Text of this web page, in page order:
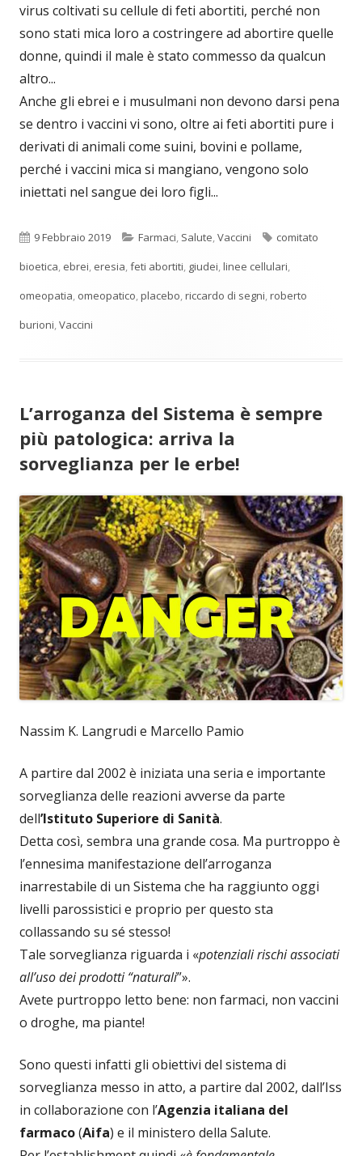
virus coltivati su cellule di feti abortiti, perché non
sono stati mica loro a costringere ad abortire quelle
donne, quindi il male è stato commesso da qualcun
altro...
Anche gli ebrei e i musulmani non devono darsi pena
se dentro i vaccini vi sono, oltre ai feti abortiti pure i
derivati di animali come suini, bovini e pollame,
perché i vaccini mica si mangiano, vengono solo
iniettati nel sangue dei loro figli...
Pubblicato
9 Febbraio 2019 Categorie
Farmaci, Salute,Vaccini Tag
comitato
bioetica, ebrei, eresia,feti abortiti, giudei,linee cellulari,
omeopatia, omeopatico,placebo,riccardo di segni,roberto
burioni,Vaccini
L’arroganza del Sistema è sempre
più patologica: arriva la
sorveglianza per le erbe!
Nassim K. Langrudi e Marcello Pamio
A partire dal 2002 è iniziata una seria e importante
sorveglianza delle reazioni avverse da parte
dell’Istituto Superiore di Sanità.
Detta così, sembra una grande cosa. Ma purtroppo è
l’ennesima manifestazione dell’arroganza
inarrestabile di un Sistema che ha raggiunto oggi
livelli parossistici e proprio per questo sta
collassando su sé stesso!
Tale sorveglianza riguarda i «potenziali rischi associati
all’uso dei prodotti “naturali”».
Avete purtroppo letto bene: non farmaci, non vaccini
o droghe, ma piante!
Sono questi infatti gli obiettivi del sistema di
sorveglianza messo in atto, a partire dal 2002, dall’Iss
in collaborazione con l’Agenzia italiana del
farmaco(Aifa) e il ministero della Salute.